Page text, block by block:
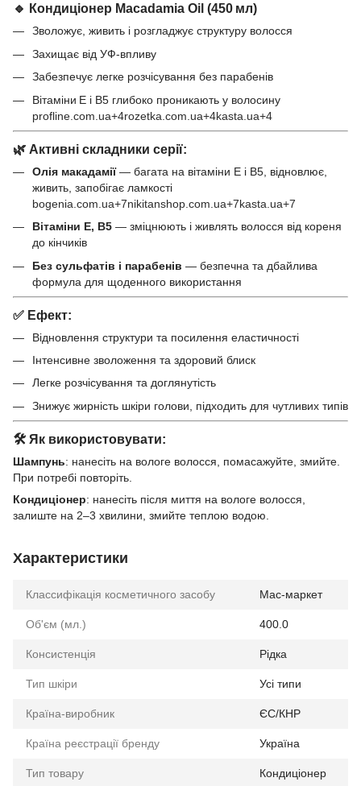
🔹 Кондиціонер Macadamia Oil (450 мл)
Зволожує, живить і розгладжує структуру волосся
Захищає від УФ-впливу
Забезпечує легке розчісування без парабенів
Вітаміни E і B5 глибоко проникають у волосину
profline.com.ua+4rozetka.com.ua+4kasta.ua+4
🌿 Активні складники серії:
Олія макадамії— багата на вітаміни E і B5, відновлює,
живить, запобігає ламкості
bogenia.com.ua+7nikitanshop.com.ua+7kasta.ua+7
Вітаміни E, B5 — зміцнюють і живлять волосся від кореня
до кінчиків
Без сульфатів і парабенів — безпечна та дбайлива
формула для щоденного використання
✅ Ефект:
Відновлення структури та посилення еластичності
Інтенсивне зволоження та здоровий блиск
Легке розчісування та доглянутість
Знижує жирність шкіри голови, підходить для чутливих типів
🛠 Як використовувати:
Шампунь: нанесіть на вологе волосся, помасажуйте, змийте.
При потребі повторіть.
Кондиціонер: нанесіть після миття на вологе волосся,
залиште на 2–3 хвилини, змийте теплою водою.
Характеристики
Классифікація косметичного засобу Мас-маркет
Об'єм (мл.) 400.0
Консистенція Рідка
Тип шкіри Усі типи
Країна-виробник ЄС/КНР
Країна реєстрації бренду Україна
Тип товару Кондиціонер